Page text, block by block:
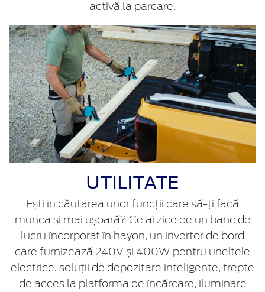
activă la parcare.
UTILITATE
Ești în căutarea unor funcții care să-ți facă
munca și mai ușoară? Ce ai zice de un banc de
lucru încorporat în hayon, un invertor de bord
care furnizează 240V și 400W pentru uneltele
electrice, soluții de depozitare inteligente, trepte
de acces la platforma de încărcare, iluminare